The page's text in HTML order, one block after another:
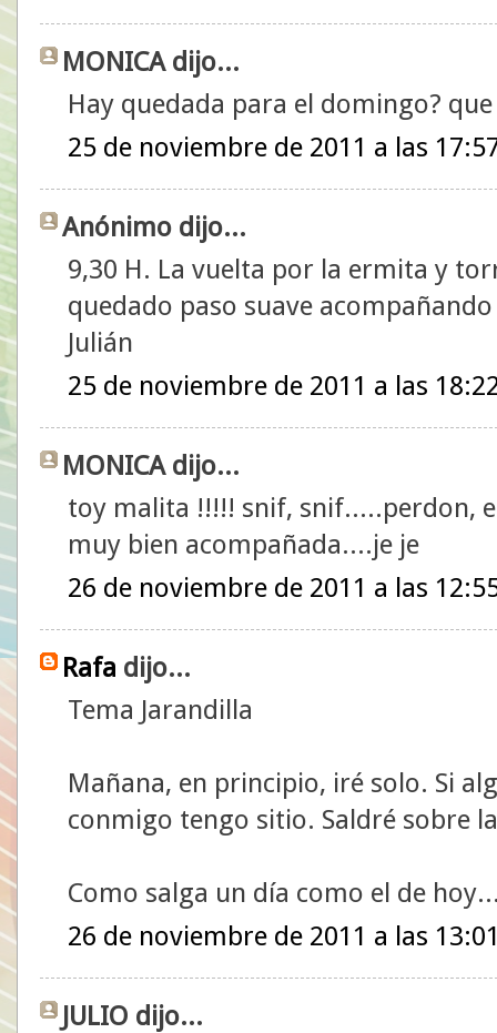
MONICA dijo...
Hay quedada para el domingo?
25 de noviembre de 2011 a las
Anónimo dijo...
9,30 H. La vuelta por la ermita y
quedado paso suave
Julián
25 de noviembre de 2011 a las
MONICA dijo...
toy malita !!!!! snif, snif.....perdon,
muy bien acompañada....je je
26 de noviembre de 2011 a las
Rafa dijo...
Tema Jarandilla
Mañana, en principio, iré solo. Si
conmigo tengo sitio. Saldré sobre
Como salga un día como el de
26 de noviembre de 2011 a las
JULIO dijo...